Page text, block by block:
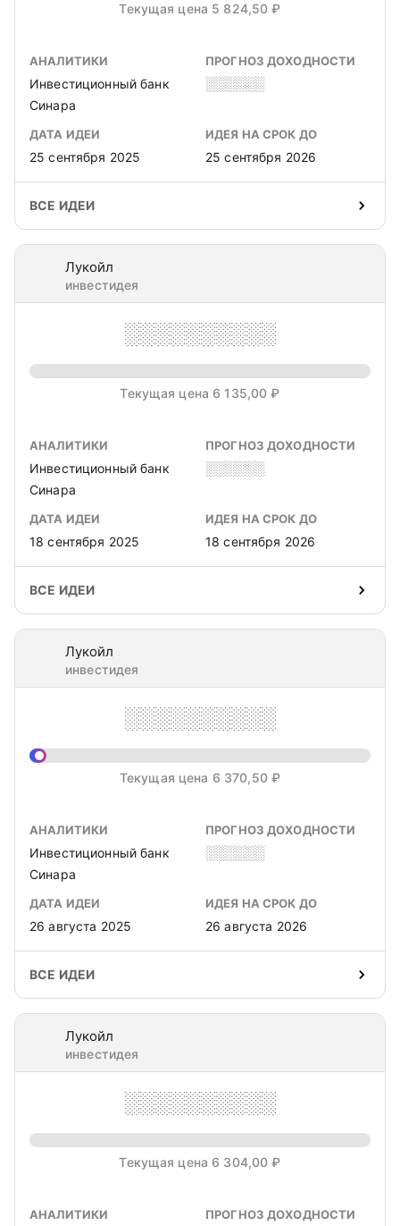
Текущая цена 5 824,50 ₽
АНАЛИТИКИ
Инвестиционный банк
Синара
ПРОГНОЗ ДОХОДНОСТИ
░░░░░░
ДАТА ИДЕИ
25 сентября 2025
ИДЕЯ НА СРОК ДО
25 сентября 2026
ВСЕ ИДЕИ
Лукойл
инвестидея
░░░░░░░░░░
Текущая цена 6 135,00 ₽
АНАЛИТИКИ
Инвестиционный банк
Синара
ПРОГНОЗ ДОХОДНОСТИ
░░░░░░
ДАТА ИДЕИ
18 сентября 2025
ИДЕЯ НА СРОК ДО
18 сентября 2026
ВСЕ ИДЕИ
Лукойл
инвестидея
░░░░░░░░░░
Текущая цена 6 370,50 ₽
АНАЛИТИКИ
Инвестиционный банк
Синара
ПРОГНОЗ ДОХОДНОСТИ
░░░░░░
ДАТА ИДЕИ
26 августа 2025
ИДЕЯ НА СРОК ДО
26 августа 2026
ВСЕ ИДЕИ
Лукойл
инвестидея
░░░░░░░░░░
Текущая цена 6 304,00 ₽
АНАЛИТИКИ ПРОГНОЗ ДОХОДНОСТИ